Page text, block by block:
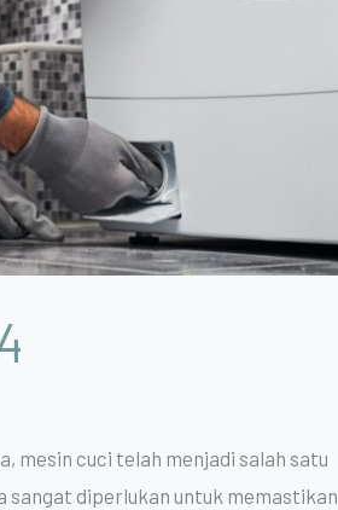
mesin cuci telah menjadi salah satu
sangat diperlukan untuk memastikan